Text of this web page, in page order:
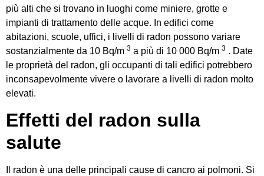
più alti che si trovano in luoghi come miniere, grotte e
impianti di trattamento delle acque. In edifici come
abitazioni, scuole, uffici, i livelli di radon possono variare
sostanzialmente da 10 Bq/m 3 a più di 10 000 Bq/m 3 . Date
le proprietà del radon, gli occupanti di tali edifici potrebbero
inconsapevolmente vivere o lavorare a livelli di radon molto
elevati.
Effetti del radon sulla
salute
Il radon è una delle principali cause di cancro ai polmoni. Si